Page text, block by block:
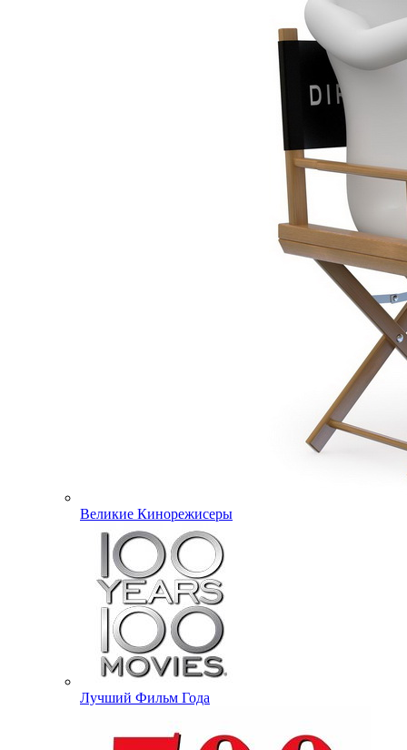
Великие Кинорежисеры
Лучший Фильм Года